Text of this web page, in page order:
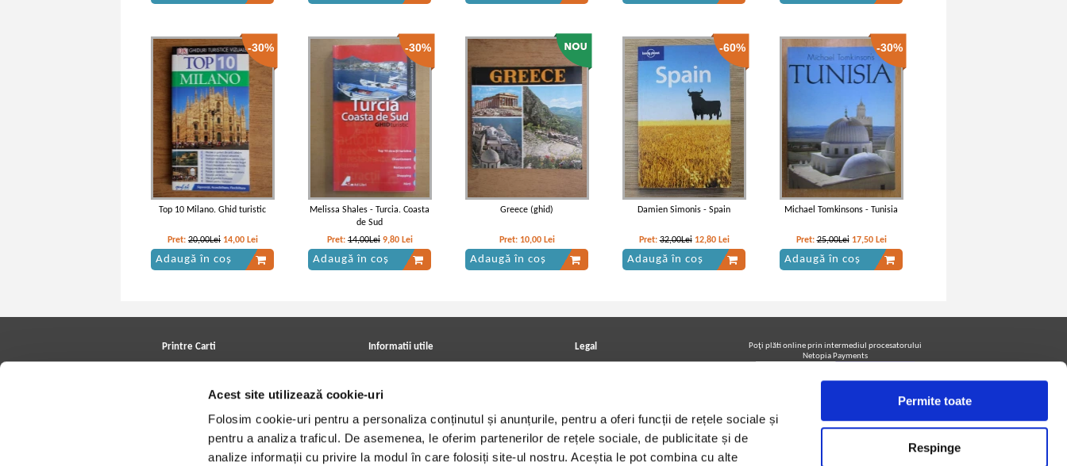
Acest site utilizează cookie-uri
Folosim cookie-uri pentru a personaliza conținutul și anunțurile, pentru a oferi funcții de rețele sociale și
pentru a analiza traficul. De asemenea, le oferim partenerilor de rețele sociale, de publicitate și de
analize informații cu privire la modul în care folosiți site-ul nostru. Aceștia le pot combina cu alte
Permite toate
Respinge
-30%
Top 10 Milano. Ghid turistic
Pret: 20,00Lei 14,00 Lei
Adaugă în coș
-30%
Melissa Shales - Turcia. Coasta
de Sud
Pret:14,00Lei 9,80 Lei
Adaugă în coș
Greece (ghid)
Pret: 10,00 Lei
Adaugă în coș
-60%
Damien Simonis - Spain
Pret:32,00Lei 12,80 Lei
Adaugă în coș
-30%
Michael Tomkinsons - Tunisia
Pret:25,00Lei 17,50 Lei
Adaugă în coș
Printre Carti
Cele mai căutate cărți
Blog Printre Carti
Cărţi sub 5 lei
Informatii utile
Contact
Politica de livrare
Angajari - Cariere
Legal
Utilizare cookie-uri
Poţi plăti online prin intermediul procesatorului
Netopia Payments
Urmăreşte-ne pe facebook pentru a fi la curent cu
promoţiile PrintreCarti.ro